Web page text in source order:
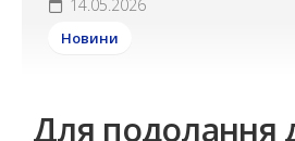
14.05.2026
Новини
Для подолання